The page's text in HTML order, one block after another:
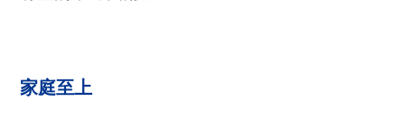
家庭至上